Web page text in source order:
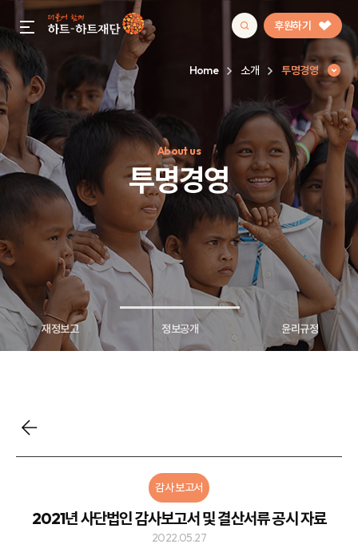
gnb menu open 후원하기
인기 키워드
#정기후원
#하트플레이스#캠페인#팬덤후원
Home 소개 투명경영
About us
투명경영
투명경영 재정보고 정보공개 윤리규정
감사 보고서
2021년 사단법인 감사보고서 및 결산서류 공시 자료
2022.05.27